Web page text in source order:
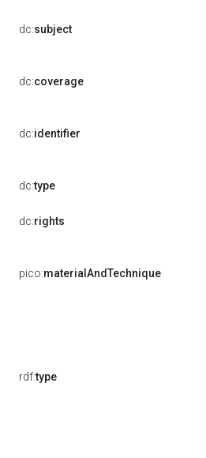
dc:subject
dc:coverage
dc:identifier
dc:type
dc:rights
pico:materialAndTechnique
rdf:type